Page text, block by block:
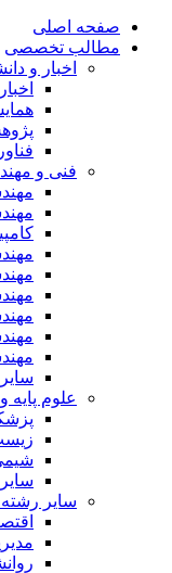
صفحه اصلی
مطالب تخصصی
اخبار و دانشگاه
اخبار و
همایش و
پژوهش
فناوری
فنی و مهندسی
مهندسی
مهندسی
مهندسی
مهندسی
مهندسی
سایر
علوم پایه و
پزشکی
زیست
شیمی
سایر
سایر رشته ها
اقتصاد
مدیریت